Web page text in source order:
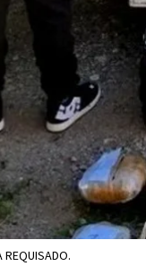
REQUISADO.